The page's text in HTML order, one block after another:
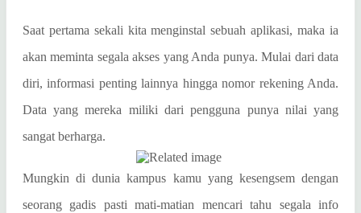
Saat pertama sekali kita menginstal sebuah aplikasi, maka ia
akan meminta segala akses yang Anda punya. Mulai dari data
diri, informasi penting lainnya hingga nomor rekening Anda.
Data yang mereka miliki dari pengguna punya nilai yang
sangat berharga.
Mungkin di dunia kampus kamu yang kesengsem dengan
seorang gadis pasti mati-matian mencari tahu segala info